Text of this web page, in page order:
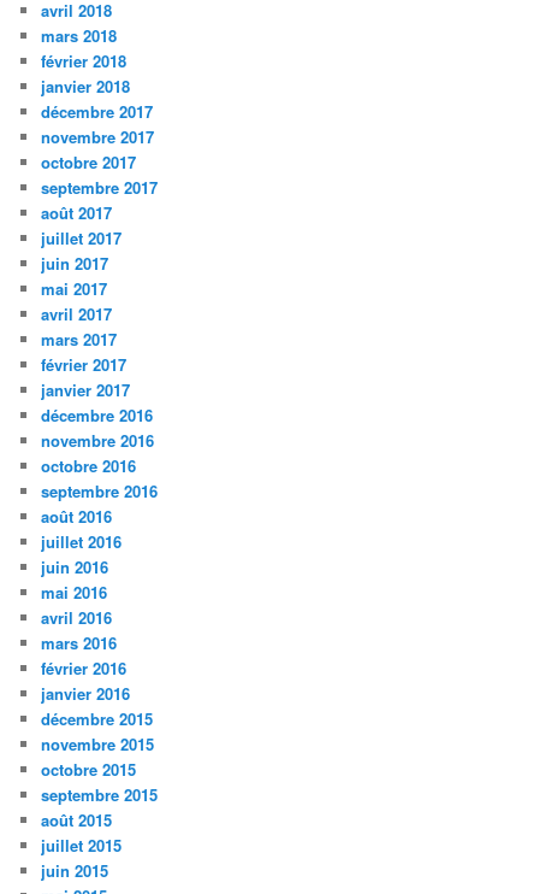
avril 2018
mars 2018
février 2018
janvier 2018
décembre 2017
novembre 2017
octobre 2017
septembre 2017
août 2017
juillet 2017
juin 2017
mai 2017
avril 2017
mars 2017
février 2017
janvier 2017
décembre 2016
novembre 2016
octobre 2016
septembre 2016
août 2016
juillet 2016
juin 2016
mai 2016
avril 2016
mars 2016
février 2016
janvier 2016
décembre 2015
novembre 2015
octobre 2015
septembre 2015
août 2015
juillet 2015
juin 2015